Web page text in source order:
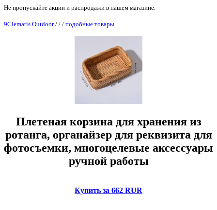
Не пропускайте акции и распродажи в нашем магазине.
9Clematis Outdoor/ / / подобные товары
Плетеная корзина для хранения из
ротанга, органайзер для реквизита для
фотосъемки, многоцелевые аксессуары
ручной работы
Купить за 662 RUR